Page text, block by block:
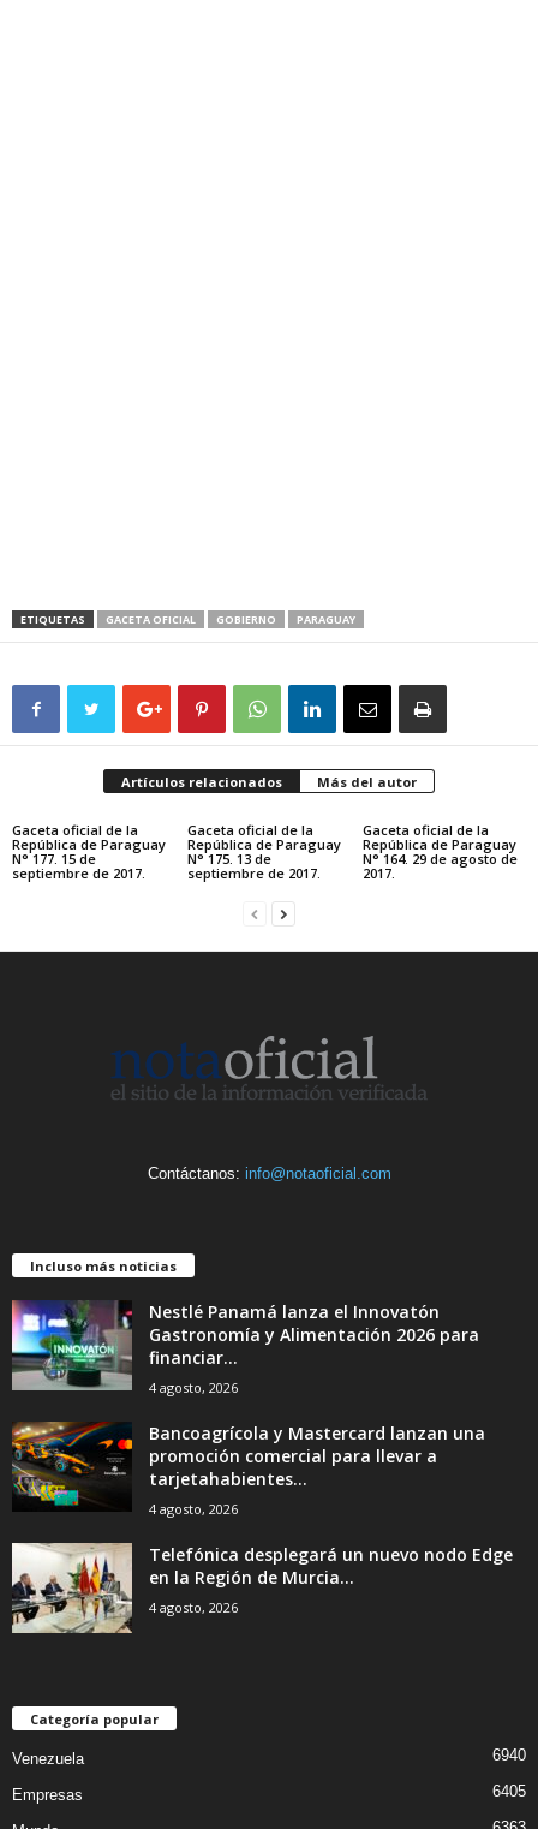
ETIQUETAS GACETA OFICIAL GOBIERNO PARAGUAY
Artículos relacionados Más del autor
Gaceta oficial de la
República de Paraguay
N° 177. 15 de
septiembre de 2017.
Gaceta oficial de la
República de Paraguay
N° 175. 13 de
septiembre de 2017.
Gaceta oficial de la
República de Paraguay
N° 164. 29 de agosto de
2017.
Contáctanos: info@notaoficial.com
Incluso más noticias
Nestlé Panamá lanza el Innovatón
Gastronomía y Alimentación 2026 para
financiar...
4 agosto, 2026
Bancoagrícola y Mastercard lanzan una
promoción comercial para llevar a
tarjetahabientes...
4 agosto, 2026
Telefónica desplegará un nuevo nodo Edge
en la Región de Murcia...
4 agosto, 2026
Categoría popular
Venezuela 6940
Empresas 6405